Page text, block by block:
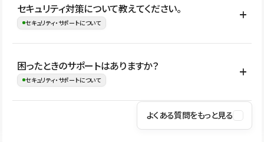
はい。CMSやコンポーネントを活用して更新範囲を設計しておく
ことで、デザインを崩しにくい状態で運用できます。 さらにコン
ながらレイアウトに影響を与えずに更新作業を進めやすくなりま
す。
セキュリティ対策について教えてください。
セキュリティ・サポートについて
Studioでは、公開サイトやサービスを安全に利用できるよう、通信
の暗号化、データ保護、アクセス管理、脆弱性対策など、複数の観
はSSL/TLSによる通信暗号化に対応しており、悪質なスクリプトの
困ったときのサポートはありますか？
セキュリティ・サポートについて
操作方法や機能については、ヘルプセンターでご確認いただけま
よくある質問をもっと見る